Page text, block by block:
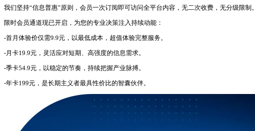
我们坚持“信息普惠”原则，会员一次订阅即可访问全平台内容，无二次收费，无分级限制。
限时会员通道现已开启，为您的专业决策注入持续动能：
-首月体验价仅需9.9元，以最低成本，超值体验完整服务。
-月卡19.9元，灵活应对短期、高强度的信息需求。
-季卡54.9元，以稳定的节奏，持续把握产业脉搏。
-年卡199元，是长期主义者最具性价比的智囊伙伴。